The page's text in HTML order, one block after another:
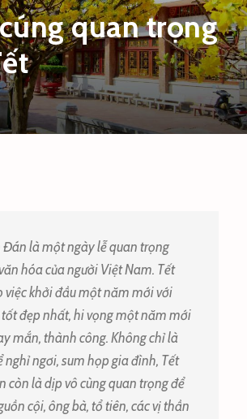
quan trọng
Đán là một ngày lễ quan trọng
hóa của người Việt Nam. Tết
việc khởi đầu một năm mới với
đẹp nhất, hi vọng một năm mới
mắn, thành công. Không chỉ là
nghỉ ngơi, sum họp gia đình, Tết
còn là dịp vô cùng quan trọng để
cội, ông bà, tổ tiên, các vị thần